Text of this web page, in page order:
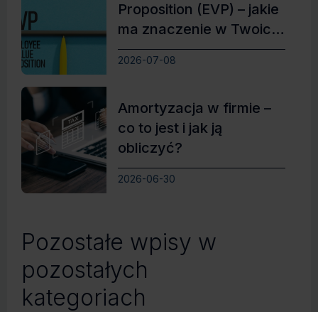
Proposition (EVP) – jakie
ma znaczenie w Twoich
rekrutacjach?
2026-07-08
Amortyzacja w firmie –
co to jest i jak ją
obliczyć?
2026-06-30
Pozostałe wpisy w
pozostałych
kategoriach